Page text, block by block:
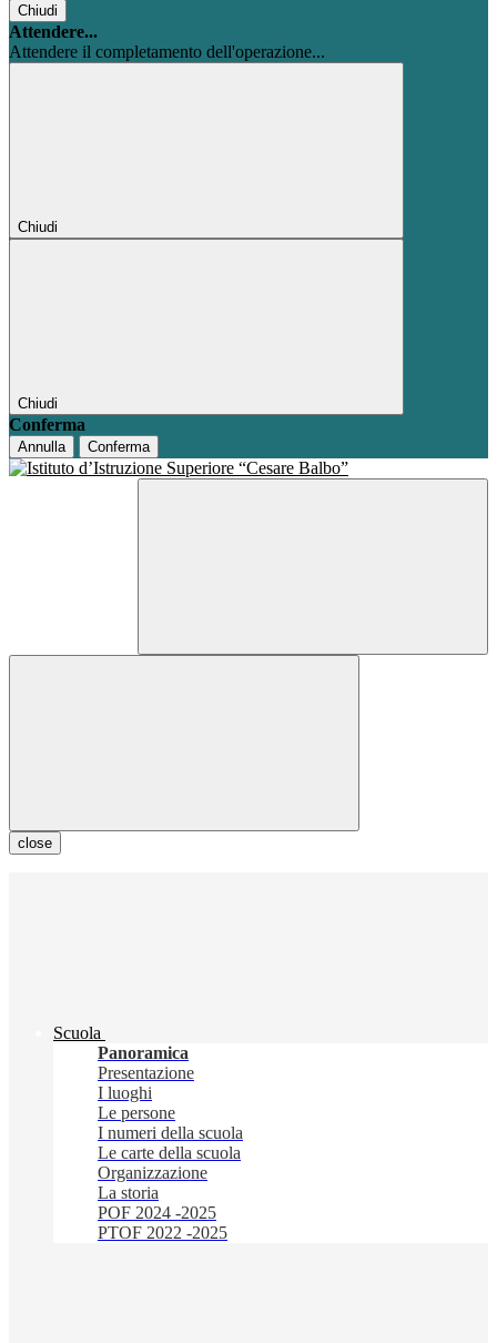
Chiudi
Attendere...
Attendere il completamento dell'operazione...
Chiudi
Chiudi
Conferma
Annulla Conferma
close
Scuola
Panoramica
Presentazione
I luoghi
Le persone
I numeri della scuola
Le carte della scuola
Organizzazione
La storia
POF 2024 -2025
PTOF 2022 -2025